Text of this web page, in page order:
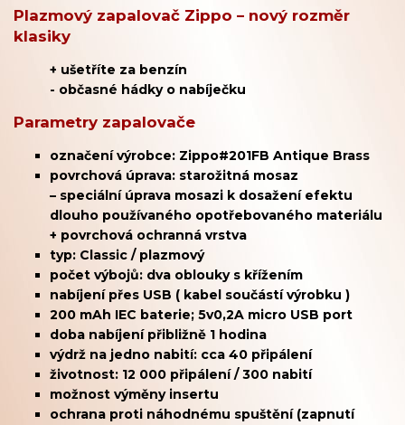
Plazmový zapalovač Zippo – nový rozměr
klasiky
+ ušetříte za benzín
- občasné hádky o nabíječku
Parametry zapalovače
označení výrobce: Zippo#201FB Antique Brass
povrchová úprava: starožitná mosaz
– speciální úprava mosazi k dosažení efektu
dlouho používaného opotřebovaného materiálu
+ povrchová ochranná vrstva
typ: Classic / plazmový
počet výbojů: dva oblouky s křížením
nabíjení přes USB ( kabel součástí výrobku )
200 mAh IEC baterie; 5v0,2A micro USB port
doba nabíjení přibližně 1 hodina
výdrž na jedno nabití: cca 40 připálení
životnost: 12 000 připálení / 300 nabití
možnost výměny insertu
ochrana proti náhodnému spuštění (zapnutí